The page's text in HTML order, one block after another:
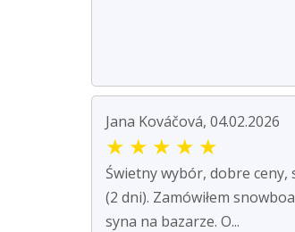
Jana Kováčová, 04.02.2026
★ ★ ★ ★ ★
Świetny wybór, dobre ceny,
(2 dni). Zamówiłem
syna na bazarze. O...